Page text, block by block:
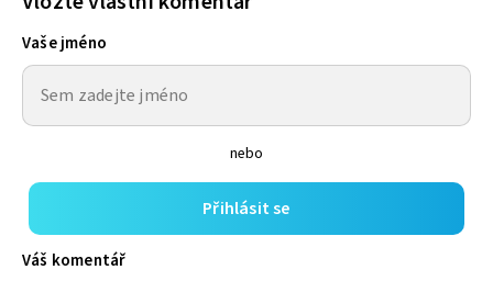
Vaše jméno
nebo
Přihlásit se
Váš komentář